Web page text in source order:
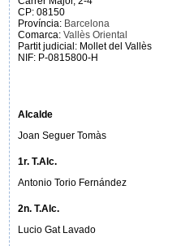
CP: 08150
Província: Barcelona
Comarca: Vallès Oriental
Partit judicial: Mollet del Vallès
NIF: P-0815800-H
Alcalde
Joan Seguer Tomàs
1r. T.Alc.
Antonio Torio Fernández
2n. T.Alc.
Lucio Gat Lavado